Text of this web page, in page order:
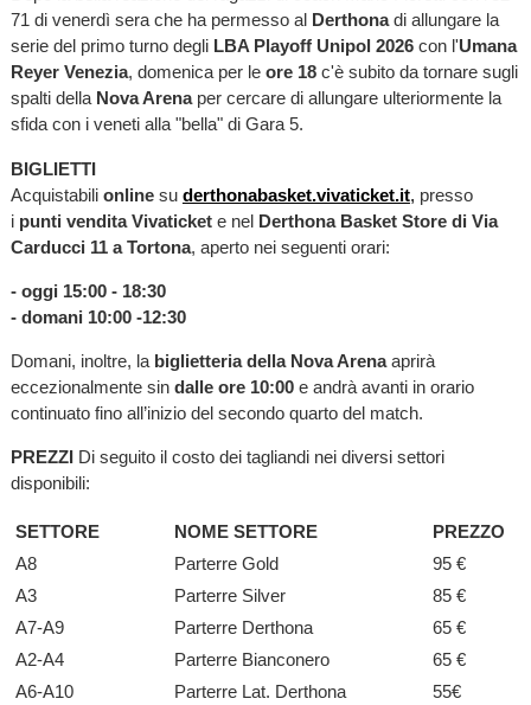
71 di venerdì sera che ha permesso al Derthonadi allungare la
serie del primo turno degli LBA Playoff Unipol 2026con l'Umana
Reyer Venezia, domenica per le ore 18c'è subito da tornare sugli
spalti della Nova Arenaper cercare di allungare ulteriormente la
sfida con i veneti alla "bella" di Gara 5.
BIGLIETTI
Acquistabili onlinesu derthonabasket.vivaticket.it, presso
i punti vendita Vivaticket e nel Derthona Basket Store di Via
Carducci 11 a Tortona, aperto nei seguenti orari:
- oggi 15:00 - 18:30
- domani 10:00 -12:30
Domani, inoltre, labiglietteria della Nova Arenaaprirà
eccezionalmente sin dalle ore 10:00e andrà avanti in orario
continuato fino all’inizio del secondo quarto del match.
PREZZI Di seguito il costo dei tagliandi nei diversi settori
disponibili:
SETTORE NOME SETTORE
PREZZO
A8
Parterre Gold
95 €
A3
Parterre Silver
85 €
A7-A9
Parterre Derthona
65 €
A2-A4
Parterre Bianconero
65 €
A6-A10
Parterre Lat. Derthona
55€